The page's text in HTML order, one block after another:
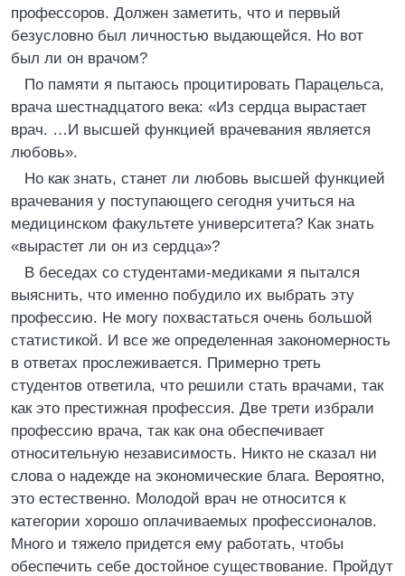
профессоров. Должен заметить, что и первый
безусловно был личностью выдающейся. Но вот
был ли он врачом?
По памяти я пытаюсь процитировать Парацельса,
врача шестнадцатого века: «Из сердца вырастает
врач. …И высшей функцией врачевания является
любовь».
Но как знать, станет ли любовь высшей функцией
врачевания у поступающего сегодня учиться на
медицинском факультете университета? Как знать
«вырастет ли он из сердца»?
В беседах со студентами-медиками я пытался
выяснить, что именно побудило их выбрать эту
профессию. Не могу похвастаться очень большой
статистикой. И все же определенная закономерность
в ответах прослеживается. Примерно треть
студентов ответила, что решили стать врачами, так
как это престижная профессия. Две трети избрали
профессию врача, так как она обеспечивает
относительную независимость. Никто не сказал ни
слова о надежде на экономические блага. Вероятно,
это естественно. Молодой врач не относится к
категории хорошо оплачиваемых профессионалов.
Много и тяжело придется ему работать, чтобы
обеспечить себе достойное существование. Пройдут